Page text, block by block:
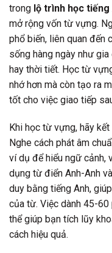
trong lộ trình học tiếng
mở rộng vốn từ vựng.
phổ biến, liên quan đến
sống hàng ngày như
hay thời tiết. Học từ
nhớ hơn mà còn tạo ra
tốt cho việc giao tiếp
Khi học từ vựng, hãy
Nghe cách phát âm
ví dụ để hiểu ngữ cảnh,
dụng từ điển Anh-Anh
duy bằng tiếng Anh,
của từ. Việc dành 45-
thể giúp bạn tích lũy
cách hiệu quả.